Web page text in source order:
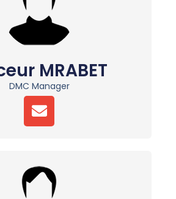
E
MRABET
DMC Manager
E
N
L
O